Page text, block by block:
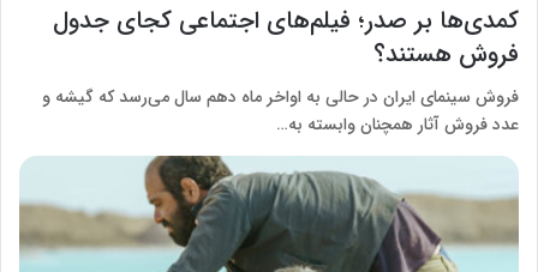
کمدی‌ها بر صدر؛ فیلم‌های اجتماعی کجای جدول
فروش هستند؟
فروش سینمای ایران در حالی به اواخر ماه دهم سال می‌رسد که گیشه و
عدد فروش آثار همچنان وابسته به…